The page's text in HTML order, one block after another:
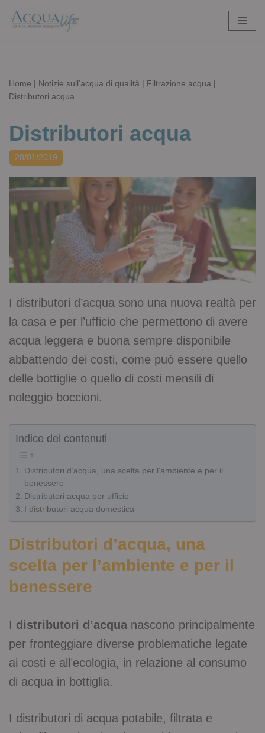
Home | Notizie sull’acqua di qualità | Filtrazione acqua |
Distributori acqua
Distributori acqua
28/01/2019
I distributori d’acqua sono una nuova realtà per
la casa e per l’ufficio che permettono di avere
acqua leggera e buona sempre disponibile
abbattendo dei costi, come può essere quello
delle bottiglie o quello di costi mensili di
noleggio boccioni.
Indice dei contenuti
Distributori d’acqua, una scelta per l’ambiente e per il
benessere
Distributori acqua per ufficio
I distributori acqua domestica
Distributori d’acqua, una
scelta per l’ambiente e per il
benessere
I distributori d’acqua nascono principalmente
per fronteggiare diverse problematiche legate
ai costi e all’ecologia, in relazione al consumo
di acqua in bottiglia.
I distributori di acqua potabile, filtrata e